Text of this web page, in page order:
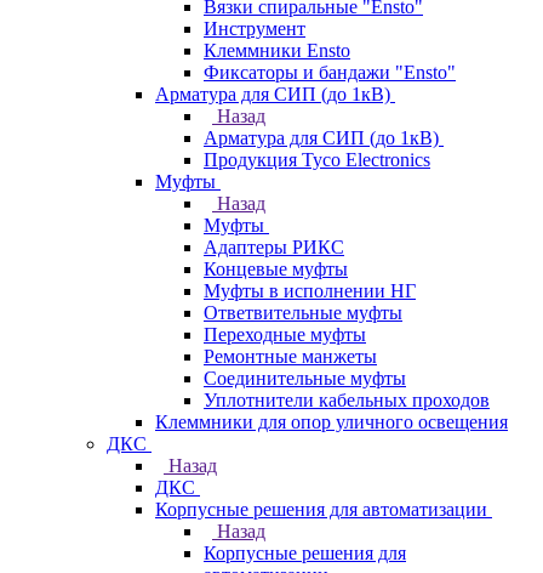
Вязки спиральные "Ensto"
Инструмент
Клеммники Ensto
Фиксаторы и бандажи "Ensto"
Арматура для СИП (до 1кВ)
Назад
Арматура для СИП (до 1кВ)
Продукция Tyco Electronics
Муфты
Назад
Муфты
Адаптеры РИКС
Концевые муфты
Муфты в исполнении НГ
Ответвительные муфты
Переходные муфты
Ремонтные манжеты
Соединительные муфты
Уплотнители кабельных проходов
Клеммники для опор уличного освещения
ДКС
Назад
ДКС
Корпусные решения для автоматизации
Назад
Корпусные решения для